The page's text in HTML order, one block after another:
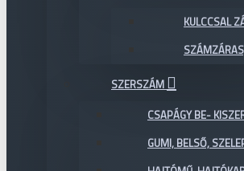
KULCCSAL
SZERSZÁM
CSAPÁGY BE-
GUMI, BELSŐ,